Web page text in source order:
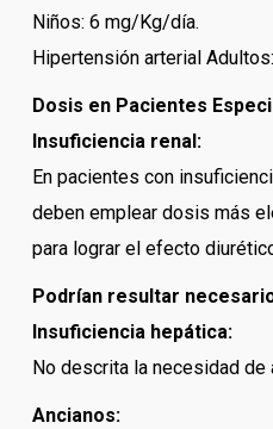
Niños: 6 mg/Kg/día.
Hipertensión arterial
Dosis en Pacientes
Insuficiencia renal:
En pacientes con
deben emplear dosis más
para lograr el efecto
Podrían resultar
Insuficiencia hepática:
No descrita la necesidad
Ancianos: